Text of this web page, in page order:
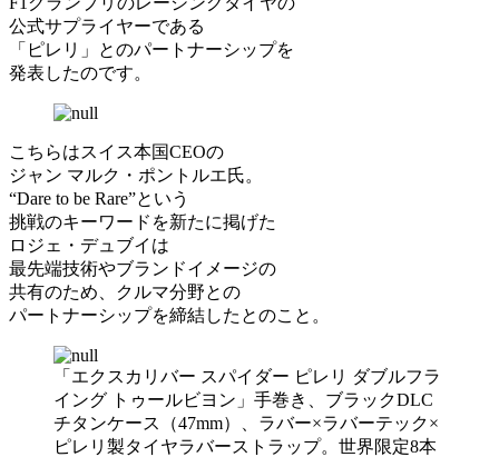
公式サプライヤーである
「ピレリ」とのパートナーシップを
発表したのです。
こちらはスイス本国CEOの
ジャン マルク・ポントルエ氏。
“Dare to be Rare”という
挑戦のキーワードを新たに掲げた
ロジェ・デュブイは
最先端技術やブランドイメージの
共有のため、クルマ分野との
パートナーシップを締結したとのこと。
「エクスカリバー スパイダー ピレリ ダブルフラ
イング トゥールビヨン」手巻き、ブラックDLC
チタンケース（47mm）、ラバー×ラバーテック×
ピレリ製タイヤラバーストラップ。世界限定8本